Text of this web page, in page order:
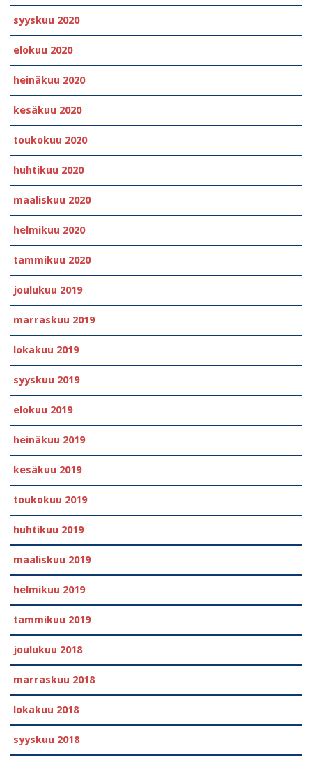
syyskuu 2020
elokuu 2020
heinäkuu 2020
kesäkuu 2020
toukokuu 2020
huhtikuu 2020
maaliskuu 2020
helmikuu 2020
tammikuu 2020
joulukuu 2019
marraskuu 2019
lokakuu 2019
syyskuu 2019
elokuu 2019
heinäkuu 2019
kesäkuu 2019
toukokuu 2019
huhtikuu 2019
maaliskuu 2019
helmikuu 2019
tammikuu 2019
joulukuu 2018
marraskuu 2018
lokakuu 2018
syyskuu 2018